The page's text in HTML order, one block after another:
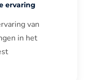
ervaring
van
in het